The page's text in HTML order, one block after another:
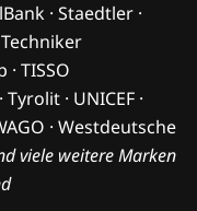
· Staedtler ·
Techniker
TISSO
· UNICEF ·
· Westdeutsche
viele weitere Marken